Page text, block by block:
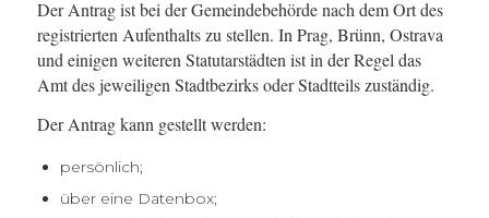
Der Antrag ist bei der Gemeindebehörde nach dem Ort des
registrierten Aufenthalts zu stellen. In Prag, Brünn, Ostrava
und einigen weiteren Statutarstädten ist in der Regel das
Amt des jeweiligen Stadtbezirks oder Stadtteils zuständig.
Der Antrag kann gestellt werden:
persönlich;
über eine Datenbox;